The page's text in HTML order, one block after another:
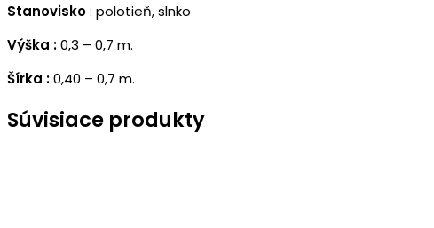
Stanovisko: polotieň, slnko
Výška :0,3 – 0,7 m.
Šírka :0,40 – 0,7 m.
Súvisiace produkty